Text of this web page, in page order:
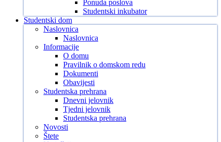
Ponuda poslova
Studentski inkubator
Studentski dom
Naslovnica
Naslovnica
Informacije
O domu
Pravilnik o domskom redu
Dokumenti
Obavijesti
Studentska prehrana
Dnevni jelovnik
Tjedni jelovnik
Studentska prehrana
Novosti
Štete